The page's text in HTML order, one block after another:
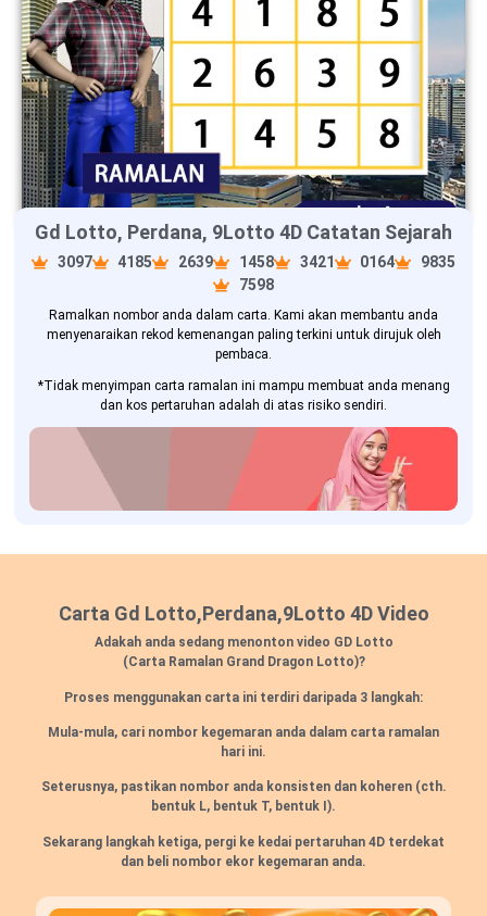
Gd Lotto, Perdana, 9Lotto 4D Catatan Sejarah
3097 4185 2639 1458 3421 0164
9835
7598
Ramalkan nombor anda dalam carta. Kami akan membantu anda
menyenaraikan rekod kemenangan paling terkini untuk dirujuk oleh
pembaca.
*Tidak menyimpan carta ramalan ini mampu membuat anda menang
dan kos pertaruhan adalah di atas risiko sendiri.
Carta Gd Lotto,Perdana,9Lotto 4D Video
Adakah anda sedang menonton video GD Lotto
(Carta Ramalan Grand Dragon Lotto)?
Proses menggunakan carta ini terdiri daripada 3 langkah:
Mula-mula, cari nombor kegemaran anda dalam carta ramalan
hari ini.
Seterusnya, pastikan nombor anda konsisten dan koheren (cth.
bentuk L, bentuk T, bentuk I).
Sekarang langkah ketiga, pergi ke kedai pertaruhan 4D terdekat
dan beli nombor ekor kegemaran anda.